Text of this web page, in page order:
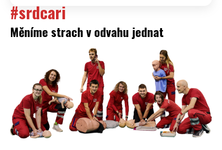
#srdcari
Měníme strach v odvahu jednat